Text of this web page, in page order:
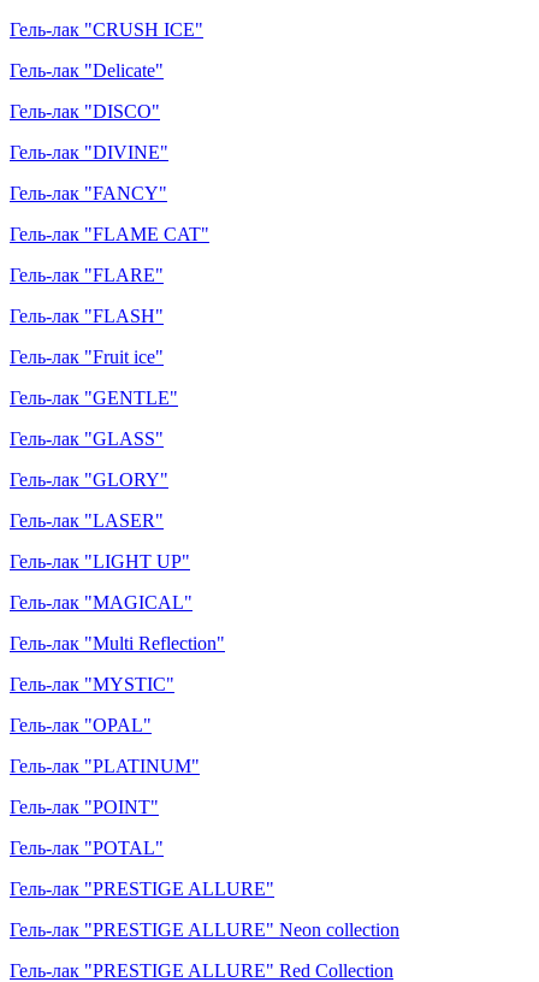
Гель-лак "CRUSH ICE"
Гель-лак "Delicate"
Гель-лак "DISCO"
Гель-лак "DIVINE"
Гель-лак "FANCY"
Гель-лак "FLAME CAT"
Гель-лак "FLARE"
Гель-лак "FLASH"
Гель-лак "Fruit ice"
Гель-лак "GENTLE"
Гель-лак "GLASS"
Гель-лак "GLORY"
Гель-лак "LASER"
Гель-лак "LIGHT UP"
Гель-лак "MAGICAL"
Гель-лак "Multi Reflection"
Гель-лак "MYSTIC"
Гель-лак "OPAL"
Гель-лак "PLATINUM"
Гель-лак "POINT"
Гель-лак "POTAL"
Гель-лак "PRESTIGE ALLURE"
Гель-лак "PRESTIGE ALLURE" Neon collection
Гель-лак "PRESTIGE ALLURE" Red Collection